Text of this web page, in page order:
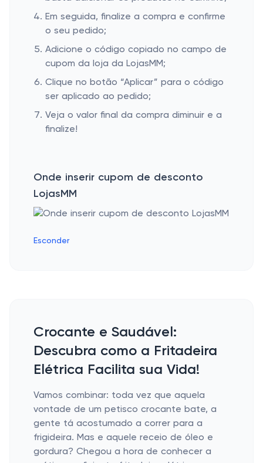
Em seguida, finalize a compra e confirme
o seu pedido;
Adicione o código copiado no campo de
cupom da loja da LojasMM;
Clique no botão “Aplicar” para o código
ser aplicado ao pedido;
Veja o valor final da compra diminuir e a
finalize!
Onde inserir cupom de desconto
LojasMM
Esconder
Crocante e Saudável:
Descubra como a Fritadeira
Elétrica Facilita sua Vida!
Vamos combinar: toda vez que aquela
vontade de um petisco crocante bate, a
gente tá acostumado a correr para a
frigideira. Mas e aquele receio de óleo e
gordura? Chegou a hora de conhecer a